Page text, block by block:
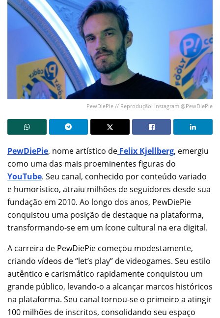
PewDiePie // Reprodução: Instagram @PewDiePie
PewDiePie, nome artístico de Felix Kjellberg, emergiu
como uma das mais proeminentes figuras do
YouTube. Seu canal, conhecido por conteúdo variado
e humorístico, atraiu milhões de seguidores desde sua
fundação em 2010. Ao longo dos anos, PewDiePie
conquistou uma posição de destaque na plataforma,
transformando-se em um ícone cultural na era digital.
A carreira de PewDiePie começou modestamente,
criando vídeos de “let’s play” de videogames. Seu estilo
autêntico e carismático rapidamente conquistou um
grande público, levando-o a alcançar marcos históricos
na plataforma. Seu canal tornou-se o primeiro a atingir
100 milhões de inscritos, consolidando seu espaço